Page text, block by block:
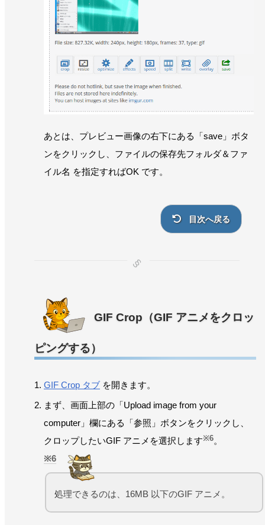
あとは、プレビュー画像の右下にある「save」ボタ
ンをクリックし、ファイルの保存先フォルダ＆ファ
イル名 を指定すればOK です。
目次へ戻る
GIF Crop（GIF アニメをクロッ
ピングする）
GIF Crop タブ を開きます。
まず、画面上部の「Upload image from your
computer」欄にある「参照」ボタンをクリックし、
クロップしたいGIF アニメを選択します※6。
6
処理できるのは、16MB 以下のGIF アニメ。